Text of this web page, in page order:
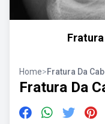
Home>Fratura Da
Fratura Da